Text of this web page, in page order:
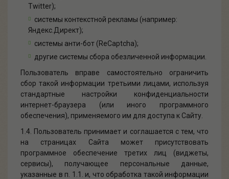
Twitter);
системы контекстной рекламы (например:
Яндекс.Директ);
системы анти-бот (ReCaptcha);
другие системы сбора обезличенной информации.
Пользователь вправе самостоятельно ограничить
сбор такой информации третьими лицами, используя
стандартные настройки конфиденциальности
интернет-браузера (или иного программного
обеспечения), применяемого им для доступа к Сайту.
1.4. Пользователь принимает и соглашается с тем, что
на страницах Сайта может присутствовать
программное обеспечение третих лиц (виджеты,
сервисы), получающее персональные данные,
указанные в п. 1.1. и, что обработка такой информации